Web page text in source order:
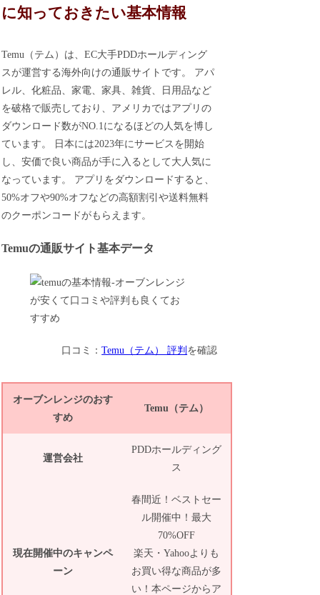
に知っておきたい基本情報
Temu（テム）は、EC大手PDDホールディング
スが運営する海外向けの通販サイトです。 アパ
レル、化粧品、家電、家具、雑貨、日用品など
を破格で販売しており、アメリカではアプリの
ダウンロード数がNO.1になるほどの人気を博し
ています。 日本には2023年にサービスを開始
し、安価で良い商品が手に入るとして大人気に
なっています。 アプリをダウンロードすると、
50%オフや90%オフなどの高額割引や送料無料
のクーポンコードがもらえます。
Temuの通販サイト基本データ
口コミ：Temu（テム） 評判 を確認
オーブンレンジのおす
すめ
Temu（テム）
運営会社
PDDホールディング
ス
現在開催中のキャンペ
ーン
春間近！ベストセー
ル開催中！最大
70%OFF
楽天・Yahooよりも
お買い得な商品が多
い！本ページからア